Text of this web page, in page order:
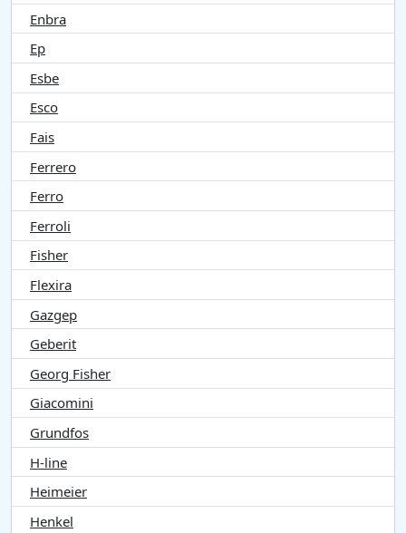
Enbra
Ep
Esbe
Esco
Fais
Ferrero
Ferro
Ferroli
Fisher
Flexira
Gazgep
Geberit
Georg Fisher
Giacomini
Grundfos
H-line
Heimeier
Henkel